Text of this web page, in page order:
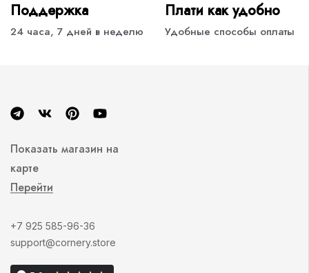
Поддержка
24 часа, 7 дней в неделю
Плати как удобно
Удобные способы оплаты
Показать магазин на
карте
Перейти
+7 925 585-96-36
support@cornery.store